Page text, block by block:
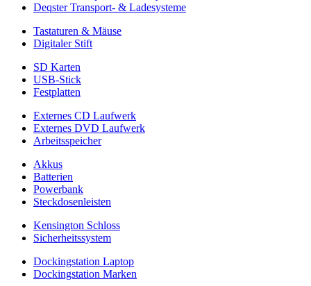
Deqster Transport- & Ladesysteme
Tastaturen & Mäuse
Digitaler Stift
SD Karten
USB-Stick
Festplatten
Externes CD Laufwerk
Externes DVD Laufwerk
Arbeitsspeicher
Akkus
Batterien
Powerbank
Steckdosenleisten
Kensington Schloss
Sicherheitssystem
Dockingstation Laptop
Dockingstation Marken